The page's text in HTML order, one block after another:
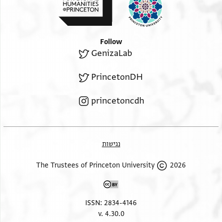
Follow
GenizaLab
PrincetonDH
princetoncdh
נגישות
2026 The Trustees of Princeton University
ISSN: 2834-4146
v. 4.30.0